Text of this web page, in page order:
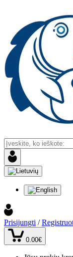
Prisijungti /
0.00€